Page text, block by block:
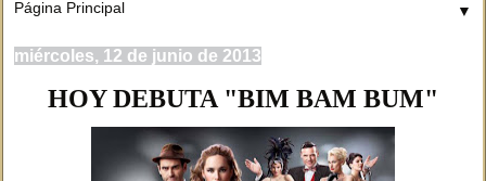
▼
miércoles, 12 de junio de 2013
HOY DEBUTA "BIM BAM BUM"